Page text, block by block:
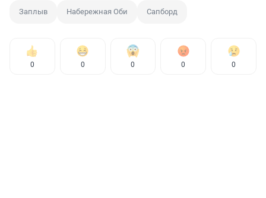
Заплыв Набережная Оби Сапборд
0 0 0 0 0